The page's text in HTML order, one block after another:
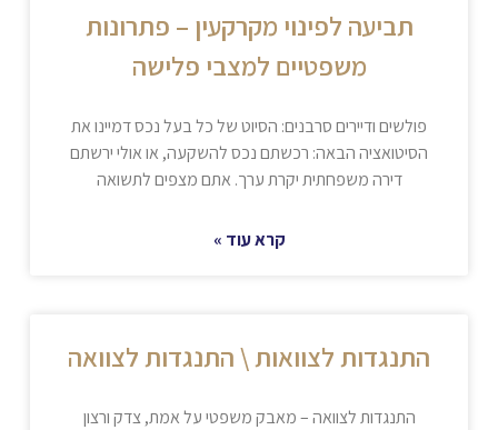
תביעה לפינוי מקרקעין – פתרונות
משפטיים למצבי פלישה
פולשים ודיירים סרבנים: הסיוט של כל בעל נכס דמיינו את
הסיטואציה הבאה: רכשתם נכס להשקעה, או אולי ירשתם
דירה משפחתית יקרת ערך. אתם מצפים לתשואה
קרא עוד »
התנגדות לצוואות \ התנגדות לצוואה
התנגדות לצוואה – מאבק משפטי על אמת, צדק ורצון